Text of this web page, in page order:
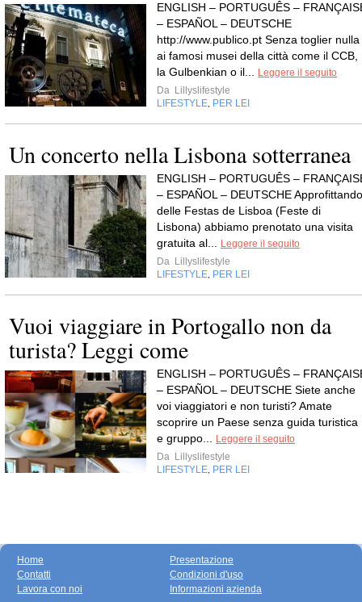
ENGLISH – PORTUGUÊS –
– ESPAÑOL – DEUTSCHE
http://www.publico.pt Senza toglier nulla
ai famosi musei della città come il CCB,
la Gulbenkian o il... Leggere il seguito
Da Lillyslifestyle
LIFESTYLE, PER LEI
Un concerto nella Lisbona sotterranea
ENGLISH – PORTUGUÊS –
– ESPAÑOL – DEUTSCHE Approfittando
delle Festas de Lisboa (Feste di
Lisbona) abbiamo prenotato una visita
gratuita al... Leggere il seguito
Da Lillyslifestyle
LIFESTYLE, PER LEI
Vuoi viaggiare in Portogallo non da
turista? Leggi come
ENGLISH – PORTUGUÊS –
– ESPAÑOL – DEUTSCHE Siete anche
voi viaggiatori e non turisti? Amate
scoprire un Paese senza guida turistica
e gruppo... Leggere il seguito
Da Lillyslifestyle
LIFESTYLE, PER LEI
Home
Contatti
Lavora con noi
Presentazione
Condizioni d'uso
Informazioni azienda